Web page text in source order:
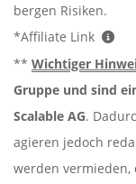
bergen Risiken.
*Affiliate Link
** Wichtiger
Gruppe und sind
Scalable AG.
agieren jedoch
werden vermieden,